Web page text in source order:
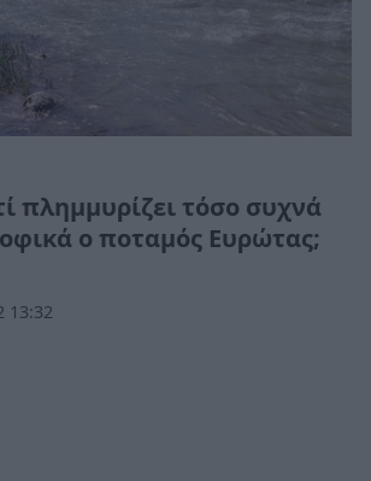
πλημμυρίζει τόσο συχνά
ο ποταμός Ευρώτας;
13:32